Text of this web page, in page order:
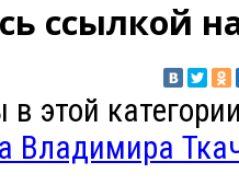
ссылкой
этой
Владимира